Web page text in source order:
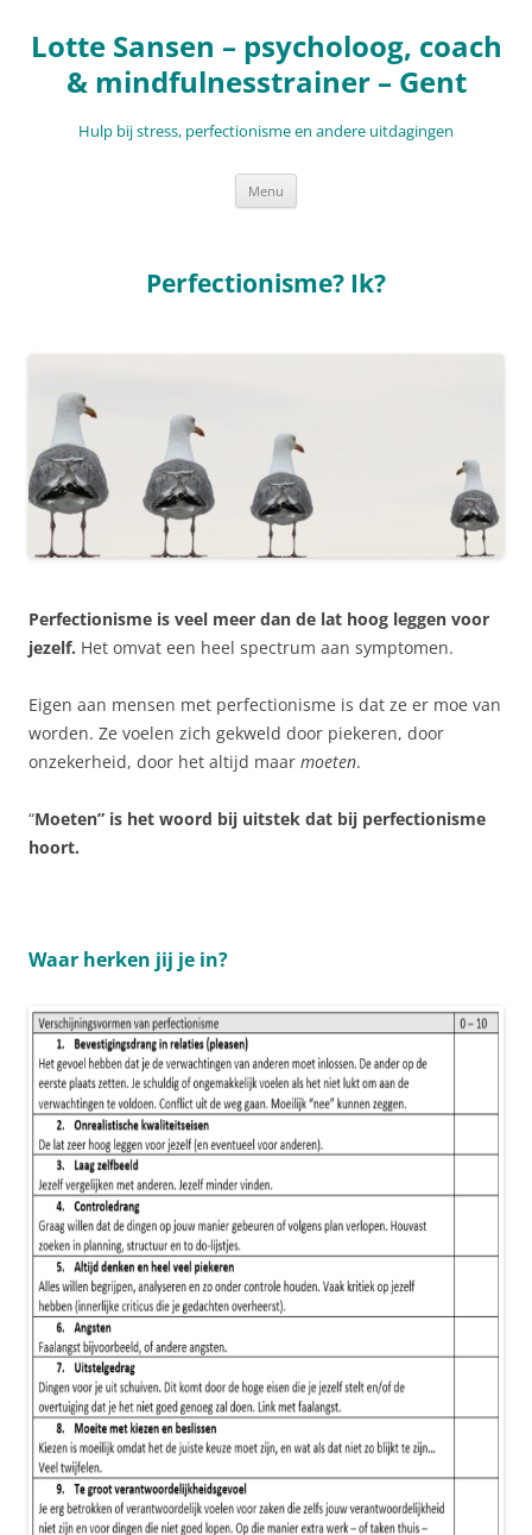
de
inhoud
Lotte Sansen – psycholoog, coach
& mindfulnesstrainer – Gent
Hulp bij stress, perfectionisme en andere uitdagingen
Menu
Perfectionisme? Ik?
Perfectionisme is veel meer dan de lat hoog leggen voor
jezelf. Het omvat een heel spectrum aan symptomen.
Eigen aan mensen met perfectionisme is dat ze er moe van
worden. Ze voelen zich gekweld door piekeren, door
onzekerheid, door het altijd maar moeten.
“Moeten” is het woord bij uitstek dat bij perfectionisme
hoort.
Waar herken jij je in?